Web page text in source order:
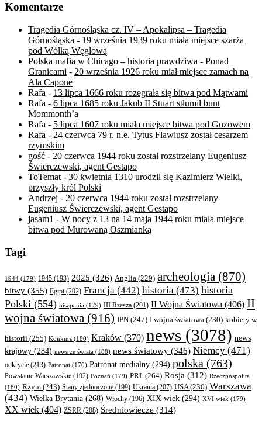
Komentarze
Tragedia Górnośląska cz. IV – Apokalipsa – Tragedia
Górnośląska - 19 września 1939 roku miała miejsce szarża
pod Wólką Węglową
Polska mafia w Chicago – historia prawdziwa - Ponad
Granicami - 20 września 1926 roku miał miejsce zamach na
Ala Capone
Rafa - 13 lipca 1666 roku rozegrała się bitwa pod Mątwami
Rafa - 6 lipca 1685 roku Jakub II Stuart stłumił bunt
Mommonth’a
Rafa - 5 lipca 1607 roku miała miejsce bitwa pod Guzowem
Rafa - 24 czerwca 79 r. n.e. Tytus Flawiusz został cesarzem
rzymskim
gość - 20 czerwca 1944 roku został rozstrzelany Eugeniusz
Świerczewski, agent Gestapo
ToTemat - 30 kwietnia 1310 urodził się Kazimierz Wielki,
przyszły król Polski
Andrzej - 20 czerwca 1944 roku został rozstrzelany
Eugeniusz Świerczewski, agent Gestapo
jasam1 - W nocy z 13 na 14 maja 1944 roku miała miejsce
bitwa pod Murowaną Oszmianką
Tagi
1944 (179) 1945 (193) 2025 (326) Anglia (229) archeologia (870)
bitwy (355) Egipt(202) Francja (442) historia (473) historia
Polski (554) hiszpania (179) III Rzesza (201) II Wojna Światowa (406) II
wojna światowa (916) IPN (247) I wojna światowa (230) kobiety w
historii (255) Konkurs (180) Kraków (370) news (3078) news
krajowy (284) news ze świata (188) news światowy (346) Niemcy (471)
odkrycie (213) Patronat (170) Patronat medialny (294) polska (763)
Powstanie Warszawskie (192) Poznań (179) PRL(264) Rosja (312) Rzeczpospolita
(180) Rzym (243) Stany zjednoczone (199) Ukraina (207) USA(230) Warszawa
(434) Wielka Brytania (268) Włochy (196) XIX wiek (294) XVI wiek (179)
XX wiek (404) ZSRR (208) Średniowiecze (314)